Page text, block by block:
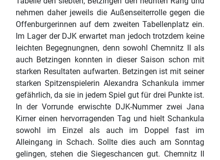
nehmen daher jeweils die Außenseiterrolle gegen die
Offenburgerinnen auf dem zweiten Tabellenplatz ein.
Im Lager der DJK erwartet man jedoch trotzdem keine
leichten Begegnungnen, denn sowohl Chemnitz II als
auch Betzingen konnten in dieser Saison schon mit
starken Resultaten aufwarten. Betzingen ist mit seiner
starken Spitzenspielerin Alexandra Schankula immer
gefährlich, da sie in jedem Spiel gut für drei Punkte ist.
In der Vorrunde erwischte DJK-Nummer zwei Jana
Kirner einen hervorragenden Tag und hielt Schankula
sowohl im Einzel als auch im Doppel fast im
Alleingang in Schach. Sollte dies auch am Sonntag
gelingen, stehen die Siegeschancen gut. Chemnitz II